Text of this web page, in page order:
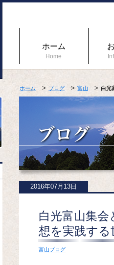
ホーム
Home
ホーム ブログ 富山 白光
2016年07月13日
白光富山集
想を実践する
富山ブログ